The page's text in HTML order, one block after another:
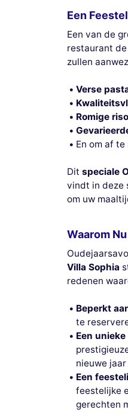
Een
Een van de
restaurant
zullen
Verse
Romige
En om af
Dit speciale
vindt in deze
om uw
Waarom
Villa Sophia
redenen
Beperkt
te
Een
nieuwe
Een
feestelijke
gerechten